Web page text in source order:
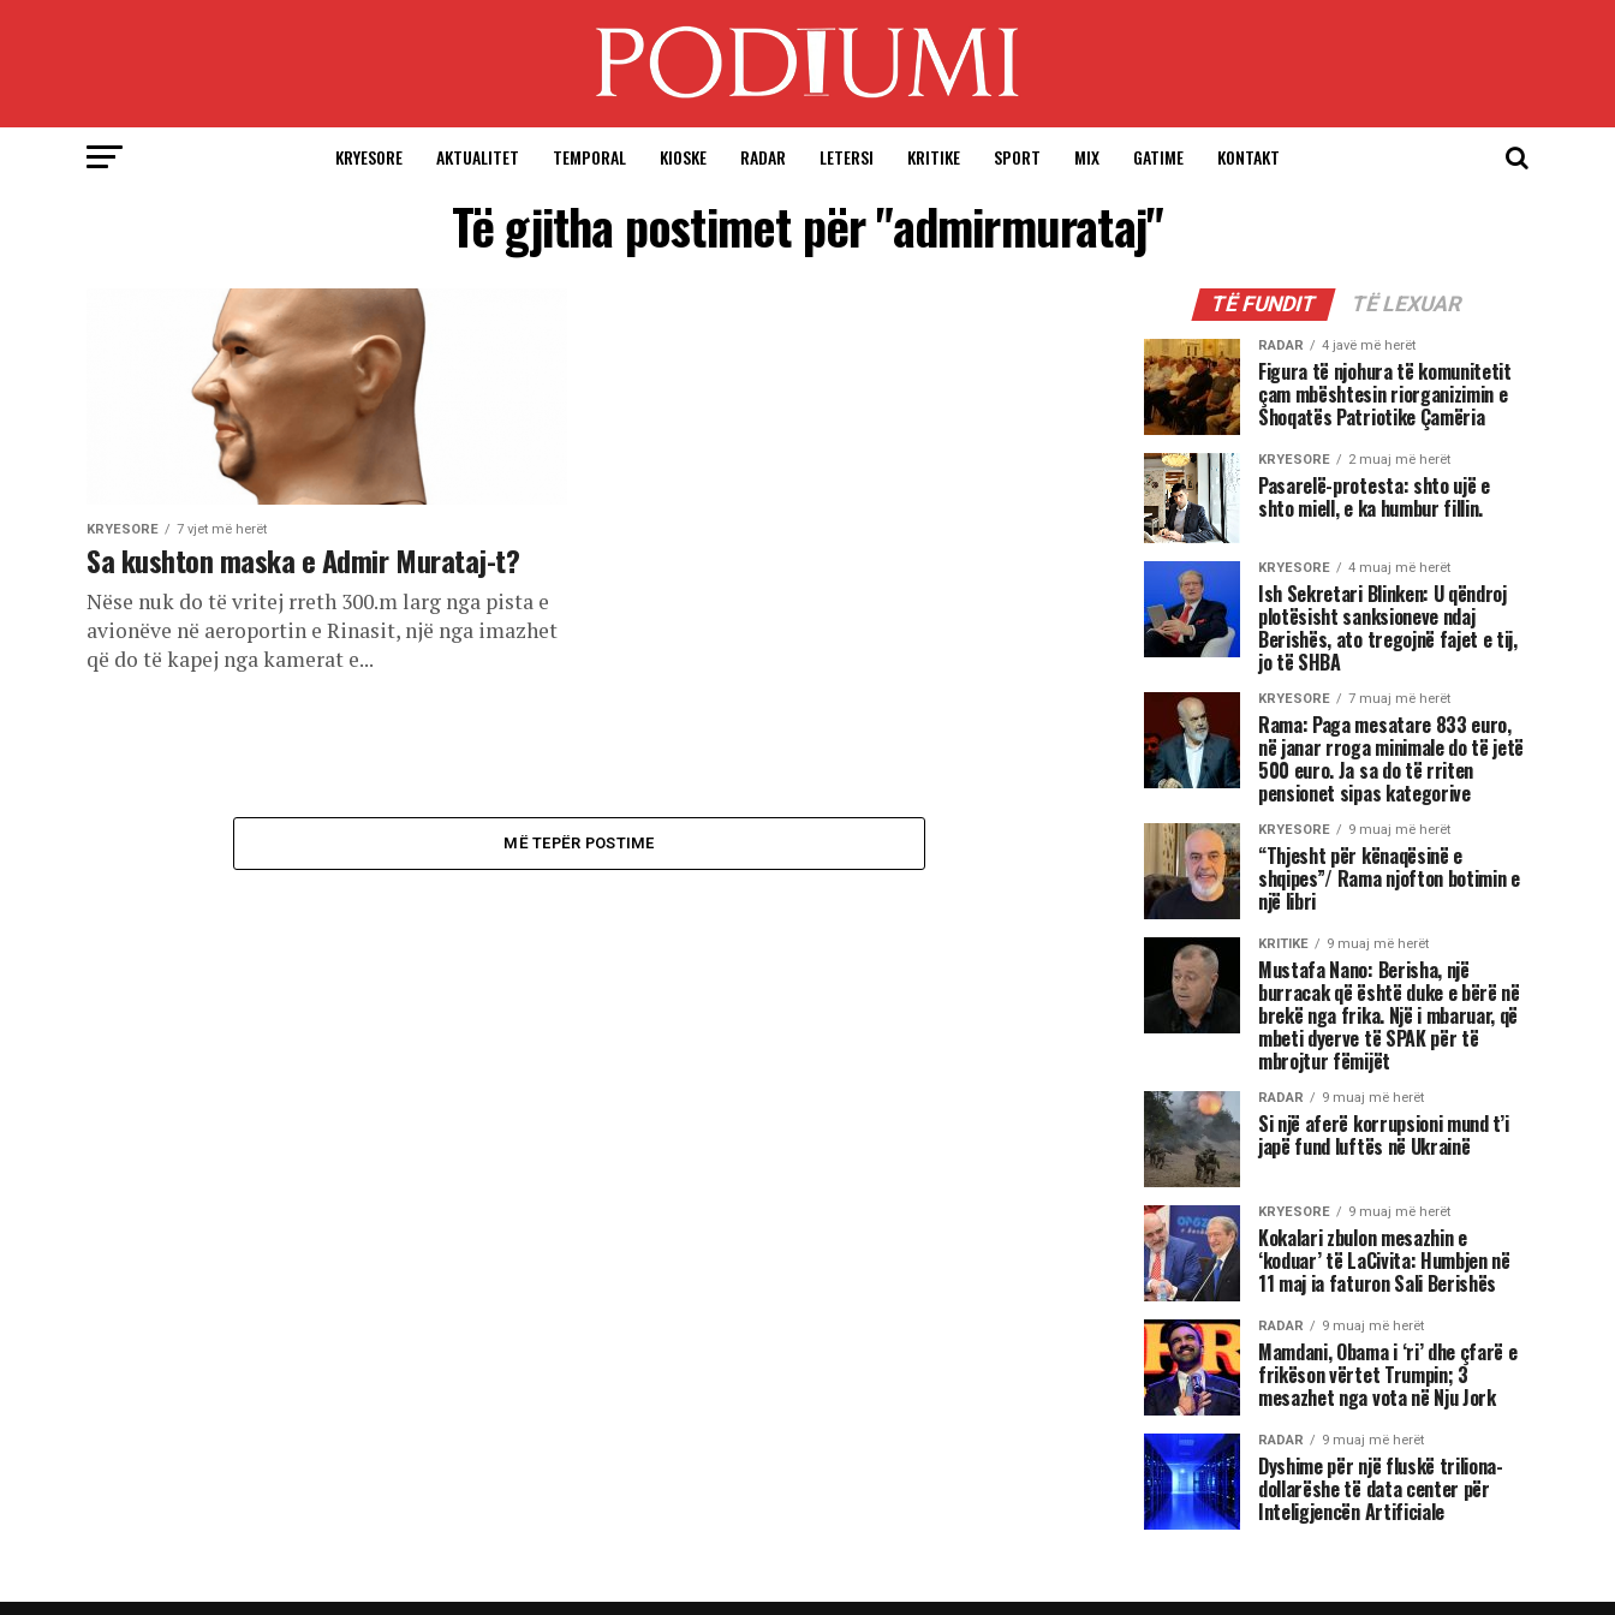
KRYESORE AKTUALITET TEMPORAL KIOSKE RADAR LETERSI KRITIKE SPORT MIX GATIME KONTAKT
Të gjitha postimet për "admirmurataj"
KRYESORE 7 vjet më herët
Sa kushton maska e Admir Murataj-t?
Nëse nuk do të vritej rreth 300.m larg nga pista e
avionëve në aeroportin e Rinasit, një nga imazhet
që do të kapej nga kamerat e...
MË TEPËR POSTIME
TË FUNDIT TË LEXUAR
RADAR 4 javë më herët
Figura të njohura të komunitetit
çam mbështesin riorganizimin e
Shoqatës Patriotike Çamëria
KRYESORE 2 muaj më herët
Pasarelë-protesta: shto ujë e
shto miell, e ka humbur fillin.
KRYESORE 4 muaj më herët
Ish Sekretari Blinken: U qëndroj
plotësisht sanksioneve ndaj
Berishës, ato tregojnë fajet e tij,
jo të SHBA
KRYESORE 7 muaj më herët
Rama: Paga mesatare 833 euro,
në janar rroga minimale do të jetë
500 euro. Ja sa do të rriten
pensionet sipas kategorive
KRYESORE 9 muaj më herët
“Thjesht për kënaqësinë e
shqipes”/ Rama njofton botimin e
një libri
KRITIKE 9 muaj më herët
Mustafa Nano: Berisha, një
burracak që është duke e bërë në
brekë nga frika. Një i mbaruar, që
mbeti dyerve të SPAK për të
mbrojtur fëmijët
RADAR 9 muaj më herët
Si një aferë korrupsioni mund t’i
japë fund luftës në Ukrainë
KRYESORE 9 muaj më herët
Kokalari zbulon mesazhin e
‘koduar’ të LaCivita: Humbjen në
11 maj ia faturon Sali Berishës
RADAR 9 muaj më herët
Mamdani, Obama i ‘ri’ dhe çfarë e
frikëson vërtet Trumpin; 3
mesazhet nga vota në Nju Jork
RADAR 9 muaj më herët
Dyshime për një fluskë triliona-
dollarëshe të data center për
Inteligjencën Artificiale